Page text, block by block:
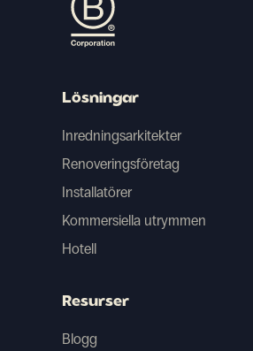
Lösningar
Inredningsarkitekter
Renoveringsföretag
Installatörer
Kommersiella utrymmen
Hotell
Resurser
Blogg